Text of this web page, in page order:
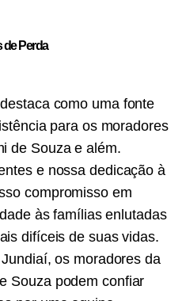
de Perda
como uma fonte
para os moradores
de Souza e além.
e nossa dedicação à
compromisso em
às famílias enlutadas
difíceis de suas vidas.
os moradores da
Souza podem confiar